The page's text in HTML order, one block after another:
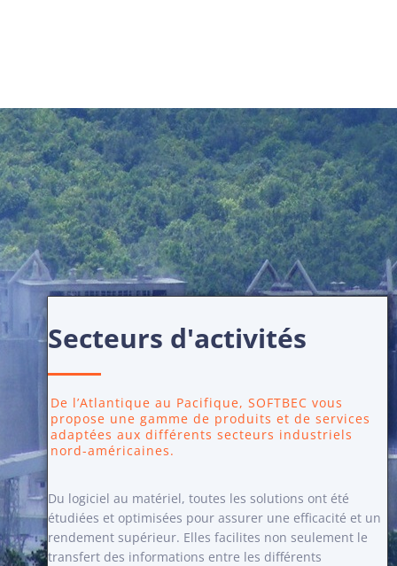
Secteurs d'activités
De l’Atlantique au Pacifique, SOFTBEC vous
propose une gamme de produits et de services
adaptées aux différents secteurs industriels
nord-américaines.
Du logiciel au matériel, toutes les solutions ont été
étudiées et optimisées pour assurer une efficacité et un
rendement supérieur. Elles facilites non seulement le
transfert des informations entre les différents